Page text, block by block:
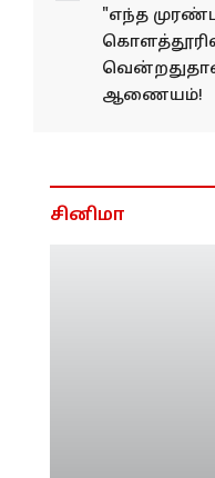
"எந்த
ஆணையம்!
சினிமா